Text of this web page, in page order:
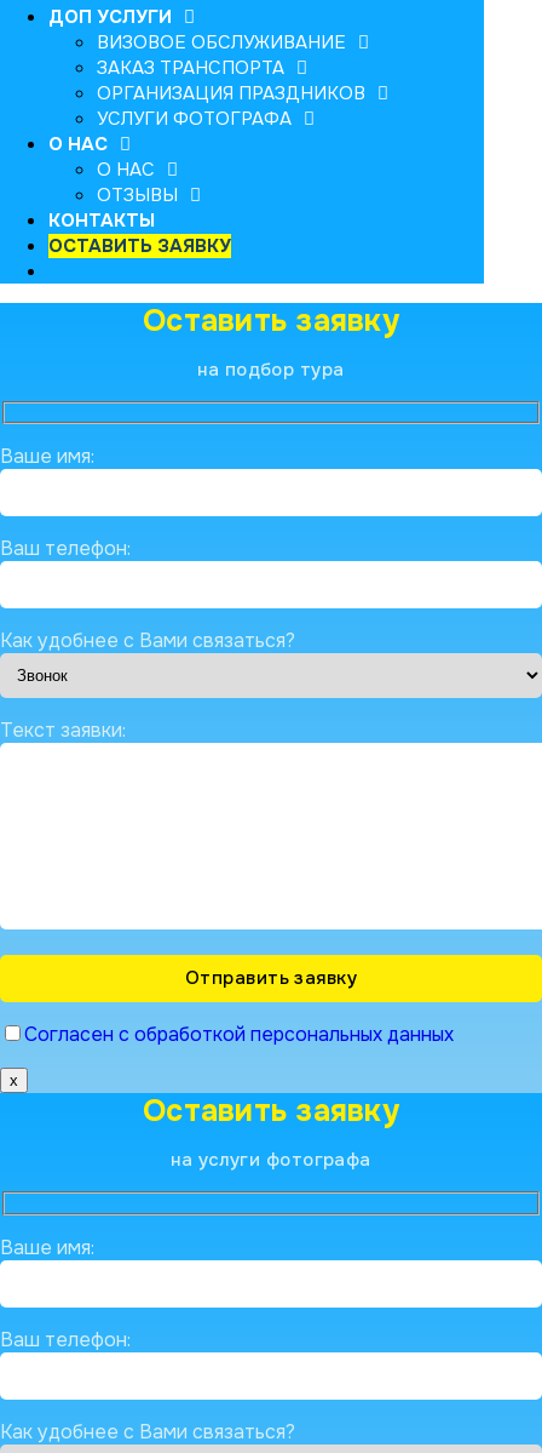
ДОП УСЛУГИ
ВИЗОВОЕ ОБСЛУЖИВАНИЕ
ЗАКАЗ ТРАНСПОРТА
ОРГАНИЗАЦИЯ ПРАЗДНИКОВ
УСЛУГИ ФОТОГРАФА
О НАС
О НАС
ОТЗЫВЫ
КОНТАКТЫ
ОСТАВИТЬ ЗАЯВКУ
Оставить заявку
на подбор тура
Ваше имя:
Ваш телефон:
Как удобнее с Вами связаться?
Текст заявки:
Согласен с обработкой персональных данных
x
Оставить заявку
на услуги фотографа
Ваше имя:
Ваш телефон:
Как удобнее с Вами связаться?